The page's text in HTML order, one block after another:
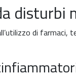
disturbi
di